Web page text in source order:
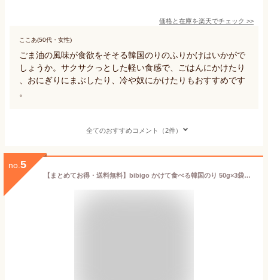
価格と在庫を楽天でチェック >>
ここあ(50代・女性)
ごま油の風味が食欲をそそる韓国のりのふりかけはいかがで
しょうか。サクサクっとした軽い食感で、ごはんにかけたり
、おにぎりにまぶしたり、冷や奴にかけたりもおすすめです
。
全てのおすすめコメント（2件）
no. 5
【まとめてお得・送料無料】bibigo かけて食べる韓国のり 50g×3袋セット 韓国のりふりかけ 韓国海苔ふりかけ 韓国海苔 オクドンザ ザバン ふりかけ ジャバンのり のりフレーク 明太子 ふりかけ/ビビゴ 海苔ジャバン フリカケ/明太子 ふりかけさん